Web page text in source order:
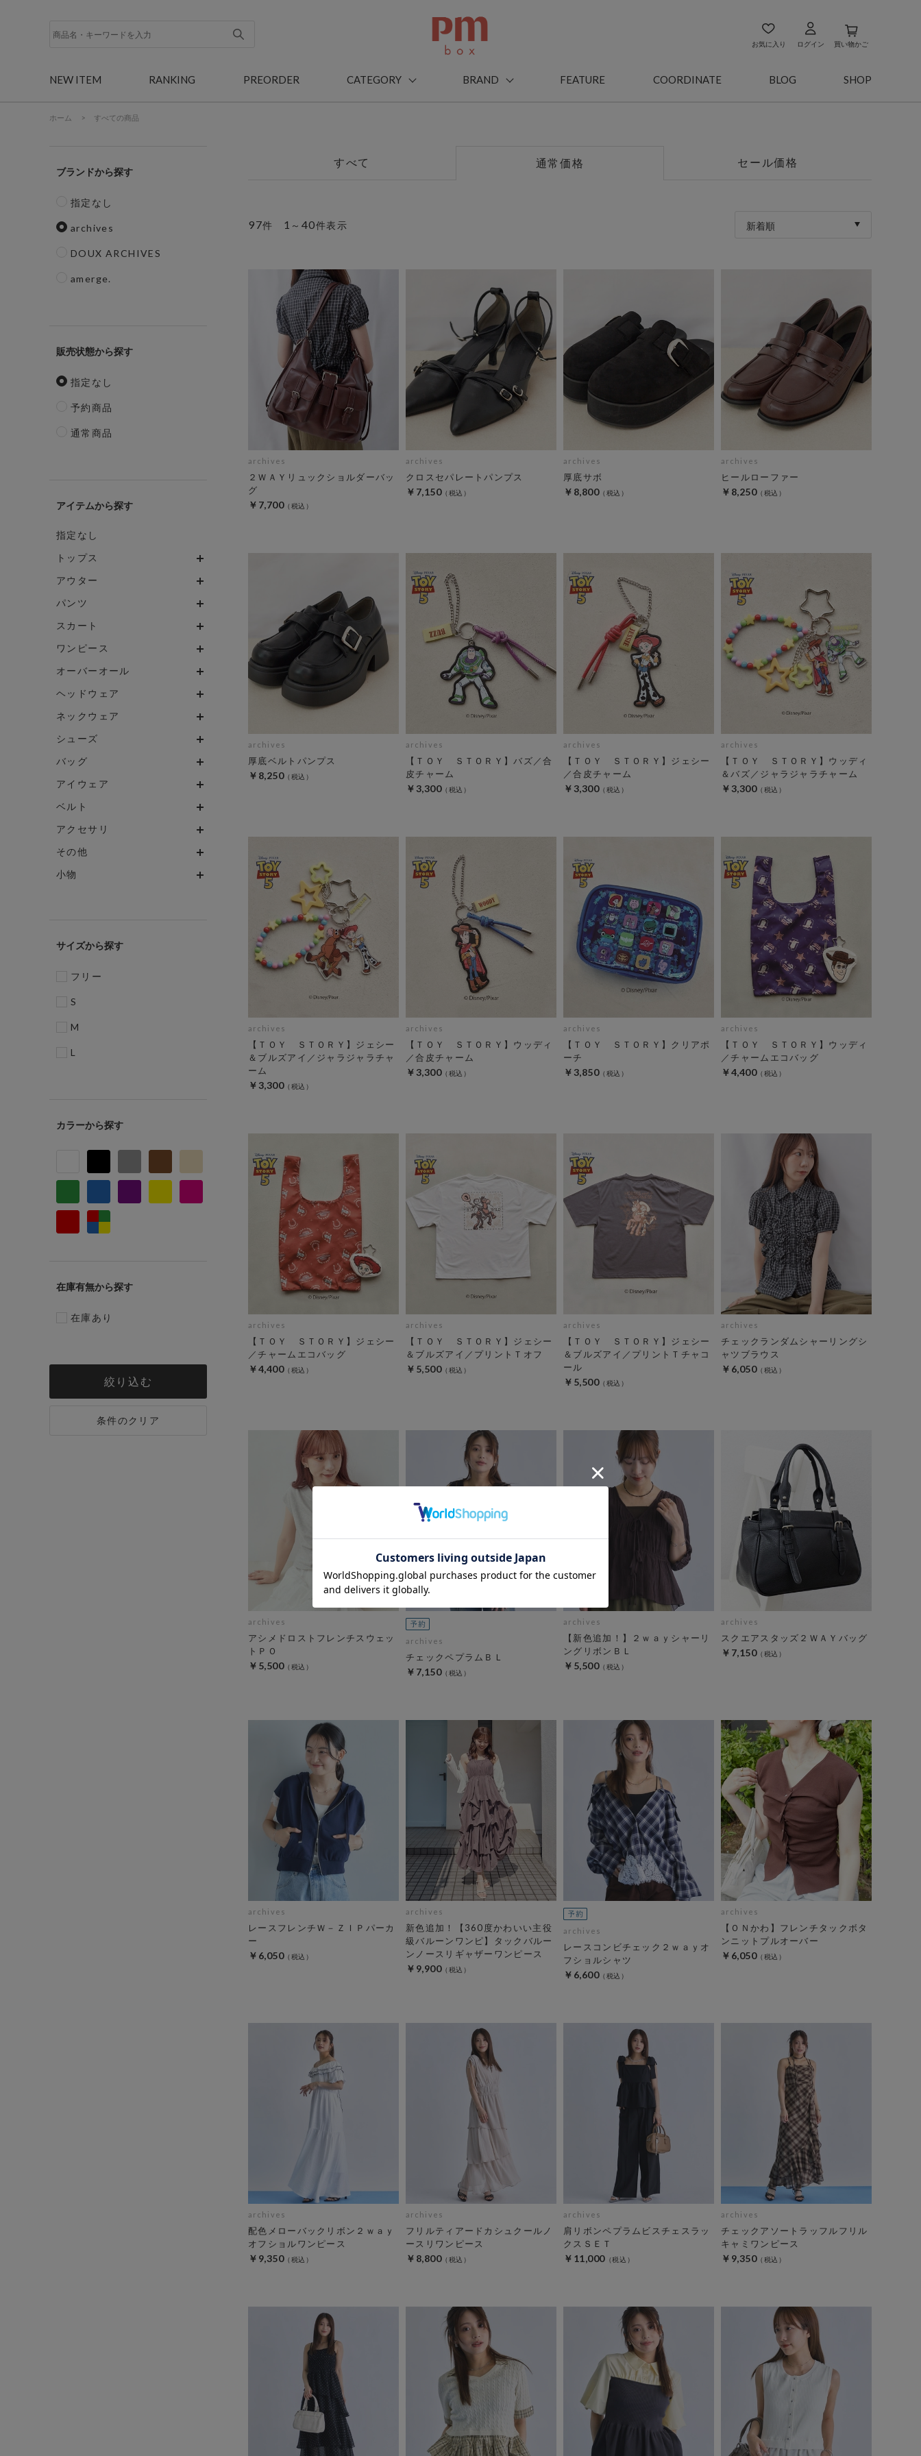
お気に入り ログイン 買い物かご
NEW ITEM RANKING PREORDER CATEGORY BRAND FEATURE COORDINATE BLOG SHOP
ホーム > すべての商品
ブランド
指定なし
archives
DOUX ARCHIVES
amerge.
販売状態
指定なし
予約商品
通常商品
アイテム
指定なし
トップス
アウター
パンツ
スカート
ワンピース
オーバーオール
ヘッドウェア
ネックウェア
シューズ
バッグ
アイウェア
ベルト
アクセサリ
その他
小物
サイズ
フリー
S
M
L
カラー
在庫有無
在庫あり
絞り込む
条件のクリア
すべて 通常価格 セール価格
97件 1 ～ 40件表示 新着順
archives
２ＷＡＹリュックショルダーバッ
グ
￥7,700
archives
クロスセパレートパンプス
￥7,150
archives
厚底サボ
￥8,800
archives
ヒールローファー
￥8,250
archives
厚底ベルトパンプス
￥8,250
archives
【ＴＯＹ ＳＴＯＲＹ】バズ／合
皮チャーム
￥3,300
archives
【ＴＯＹ ＳＴＯＲＹ】ジェシー
／合皮チャーム
￥3,300
archives
【ＴＯＹ ＳＴＯＲＹ】ウッディ
＆バズ／ジャラジャラチャーム
￥3,300
archives
【ＴＯＹ ＳＴＯＲＹ】ジェシー
＆ブルズアイ／ジャラジャラチャ
ーム
￥3,300
archives
【ＴＯＹ ＳＴＯＲＹ】ウッディ
／合皮チャーム
￥3,300
archives
【ＴＯＹ ＳＴＯＲＹ】クリアポ
ーチ
￥3,850
archives
【ＴＯＹ ＳＴＯＲＹ】ウッディ
／チャームエコバッグ
￥4,400
archives
【ＴＯＹ ＳＴＯＲＹ】ジェシー
／チャームエコバッグ
￥4,400
archives
【ＴＯＹ ＳＴＯＲＹ】ジェシー
＆ブルズアイ／プリントＴオフ
￥5,500
archives
【ＴＯＹ ＳＴＯＲＹ】ジェシー
＆ブルズアイ／プリントＴチャコ
ール
￥5,500
archives
チェックランダムシャーリングシ
ャツブラウス
￥6,050
archives
アシメドロストフレンチスウェッ
トＰＯ
￥5,500
archives
チェックペプラムＢＬ
￥7,150
archives
【新色追加！】２ｗａｙシャーリ
ングリボンＢＬ
￥5,500
archives
スクエアスタッズ２ＷＡＹバッグ
￥7,150
archives
レースフレンチＷ－ＺＩＰパーカ
ー
￥6,050
archives
新色追加！【360度かわいい主役
級バルーンワンピ】タックバルー
ンノースリギャザーワンピース
￥9,900
archives
レースコンビチェック２ｗａｙオ
フショルシャツ
￥6,600
archives
【ＯＮかわ】フレンチタックボタ
ンニットプルオーバー
￥6,050
archives
配色メローバックリボン２ｗａｙ
オフショルワンピース
￥9,350
archives
フリルティアードカシュクールノ
ースリワンピース
￥8,800
archives
肩リボンペプラムビスチェスラッ
クスＳＥＴ
￥11,000
archives
チェックアソートラッフルフリル
キャミワンピース
￥9,350